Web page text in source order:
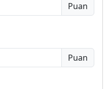
Puan
Puan